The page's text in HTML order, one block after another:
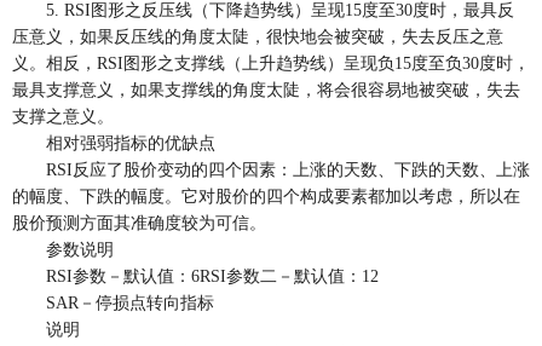
5. RSI图形之反压线（下降趋势线）呈现15度至30度时，最具反
压意义，如果反压线的角度太陡，很快地会被突破，失去反压之意
义。相反，RSI图形之支撑线（上升趋势线）呈现负15度至负30度时，
最具支撑意义，如果支撑线的角度太陡，将会很容易地被突破，失去
支撑之意义。
相对强弱指标的优缺点
RSI反应了股价变动的四个因素：上涨的天数、下跌的天数、上涨
的幅度、下跌的幅度。它对股价的四个构成要素都加以考虑，所以在
股价预测方面其准确度较为可信。
参数说明
RSI参数－默认值：6RSI参数二－默认值：12
SAR－停损点转向指标
说明